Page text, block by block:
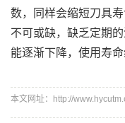
数，同样会缩短刀具
不可或缺，缺乏定期
能逐渐下降，使用寿命
本文网址：http://